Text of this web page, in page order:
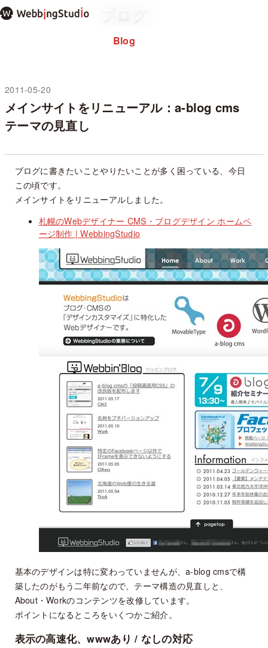
本
文
ッ
Blog
2011-05-20
未分類
メインサイトをリニューアル：a-blog cms
テーマの見直し
ブログに書きたいことやりたいことが多く困っている、今日
この頃です。
メインサイトをリニューアルしました。
札幌のWebデザイナー CMS・ブログデザイン ホームペ
ージ制作 | WebbingStudio
基本のデザインは特に変わっていませんが、a-blog cmsで構
築したのがもう二年前なので、テーマ構造の見直しと、
About・Workのコンテンツを改修しています。
ポイントになるところをいくつかご紹介。
表示の高速化、wwwあり / なしの対応
Home
過去のブログ
✕ メニューを閉じる